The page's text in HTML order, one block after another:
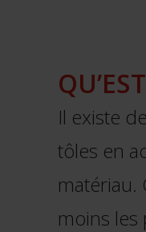
Il existe
tôles en
matériau.
moins